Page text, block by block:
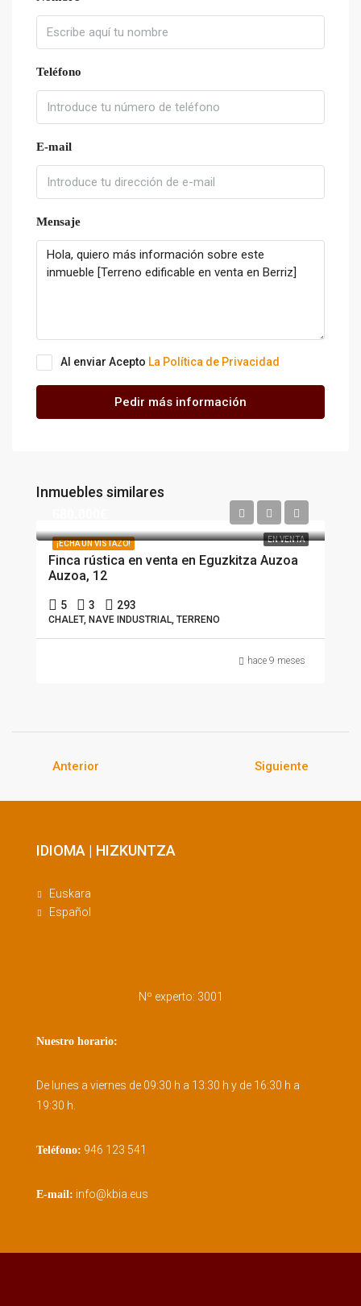
Teléfono
E-mail
Mensaje
Al enviar Acepto La Política de Privacidad
Pedir más información
Inmuebles similares
¡ECHA UN VISTAZO! EN VENTA
Finca rústica en venta en Eguzkitza Auzoa
Auzoa, 12
5 3 293
CHALET, NAVE INDUSTRIAL, TERRENO
hace 9 meses
Anterior Siguiente
IDIOMA | HIZKUNTZA
Euskara
Español
Nº experto: 3001
Nuestro horario:
De lunes a viernes de 09:30 h a 13:30 h y de 16:30 h a
19:30 h.
Teléfono: 946 123 541
E-mail: info@kbia.eus